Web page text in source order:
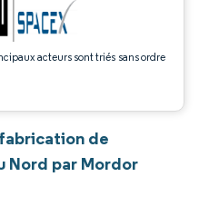
acteurs sont triés sans ordre
de
Nord par Mordor